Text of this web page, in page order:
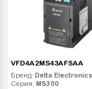
VFD4A2MS43AFSAA
Бренд: Delta Electronics
Серия: MS300